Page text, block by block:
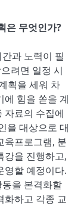
은 무엇인가?
과 노력이 필
려면 일정 시
획을 세워 차
에 힘을 쏟을 계
자료의 수집에
을 대상으로 대
육프로그램, 분
강을 진행하고,
영할 예정이다.
을 본격화할
화하고 각종 교